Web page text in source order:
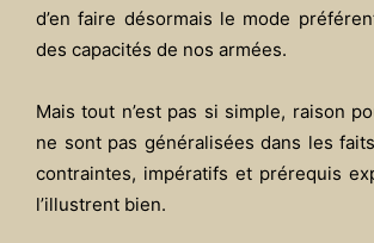
d’en faire désormais le mode
des capacités de nos armées.
Mais tout n’est pas si simple, raison
ne sont pas généralisées dans les
contraintes, impératifs et prérequis
l’illustrent bien.